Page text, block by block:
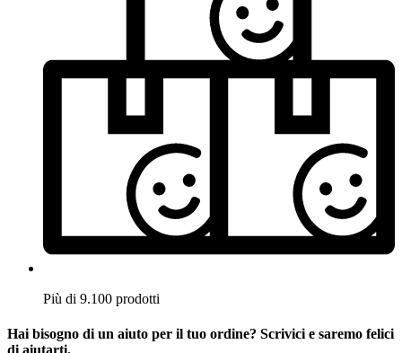
Più di 9.100 prodotti
Hai bisogno di un aiuto per il tuo ordine? Scrivici e saremo felici